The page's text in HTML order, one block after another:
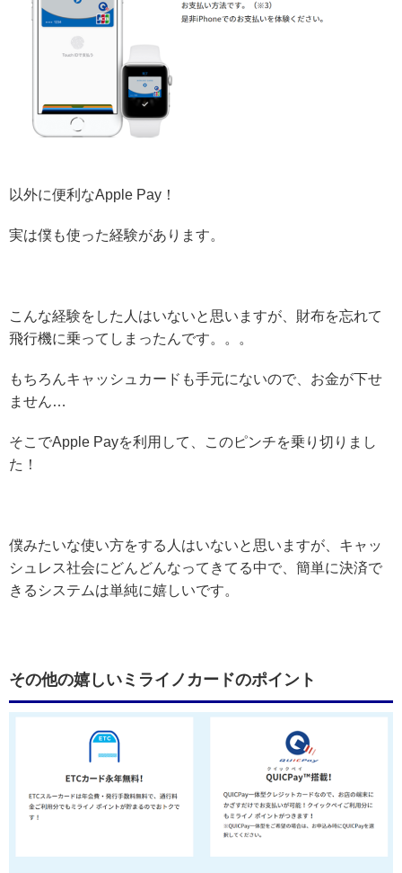
以外に便利なApple Pay！
実は僕も使った経験があります。
こんな経験をした人はいないと思いますが、財布を忘れて
飛行機に乗ってしまったんです。。。
もちろんキャッシュカードも手元にないので、お金が下せ
ません…
そこでApple Payを利用して、このピンチを乗り切りまし
た！
僕みたいな使い方をする人はいないと思いますが、キャッ
シュレス社会にどんどんなってきてる中で、簡単に決済で
きるシステムは単純に嬉しいです。
その他の嬉しいミライノカードのポイント